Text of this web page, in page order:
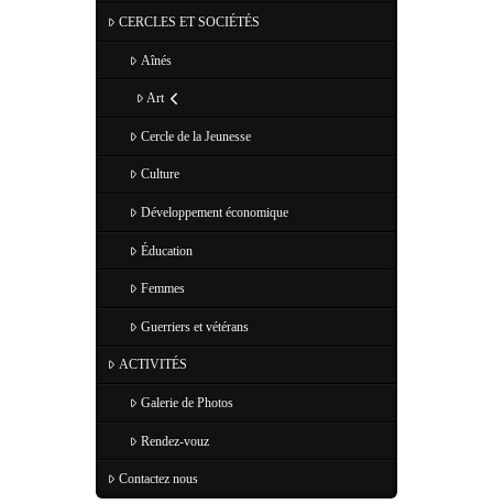
CERCLES ET SOCIÉTÉS
Aînés
Art
Cercle de la Jeunesse
Culture
Développement économique
Éducation
Femmes
Guerriers et vétérans
ACTIVITÉS
Galerie de Photos
Rendez-vouz
Contactez nous